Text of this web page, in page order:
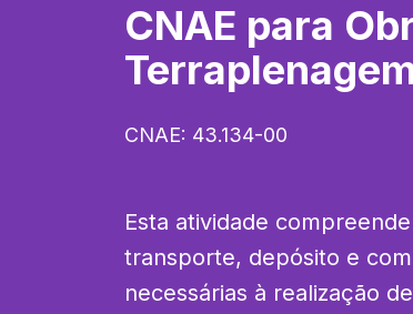
CNAE para
CNAE: 43.134-00
Esta atividade
transporte, depósito e
necessárias à realização